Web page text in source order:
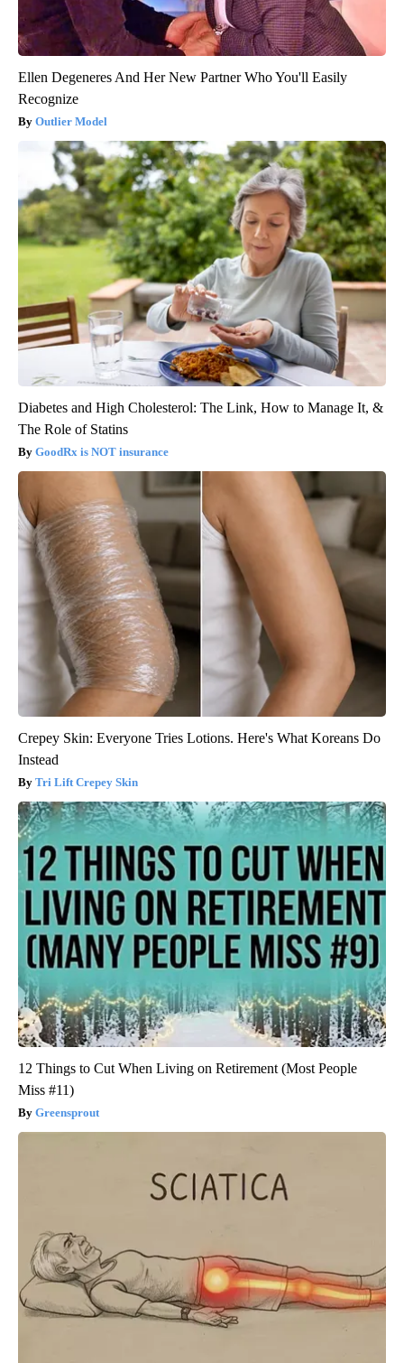
Ellen Degeneres And Her New Partner Who You'll Easily
Recognize
Outlier Model
Diabetes and High Cholesterol: The Link, How to Manage It, &
The Role of Statins
GoodRx is NOT insurance
Crepey Skin: Everyone Tries Lotions. Here's What Koreans Do
Instead
Tri Lift Crepey Skin
12 Things to Cut When Living on Retirement (Most People
Miss #11)
Greensprout